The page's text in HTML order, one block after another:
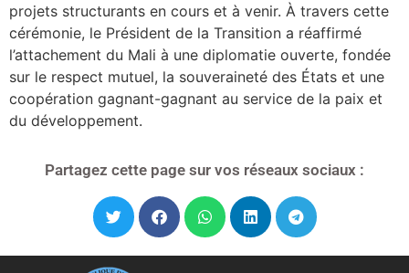
projets structurants en cours et à venir. À travers cette
cérémonie, le Président de la Transition a réaffirmé
l’attachement du Mali à une diplomatie ouverte, fondée
sur le respect mutuel, la souveraineté des États et une
coopération gagnant-gagnant au service de la paix et
du développement.
Partagez cette page sur vos réseaux sociaux :